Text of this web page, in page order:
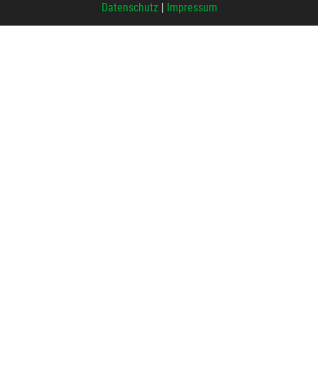
Datenschutz| Impressum